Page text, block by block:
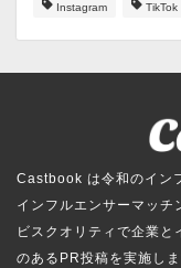
Instagram TikTok
Castbook は令和のイン
インフルエンサーマッチ
ビスクオリティで企業
のあるPR投稿を実施しま